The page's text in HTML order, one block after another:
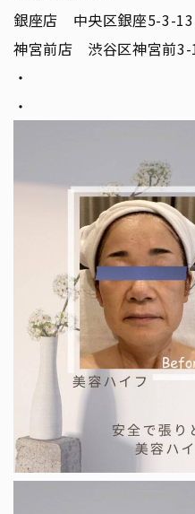
銀座店 中央区銀座5-3-
神宮前店 渋谷区神宮前3-
・
・